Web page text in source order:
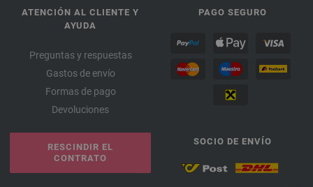
ATENCIÓN AL CLIENTE Y
AYUDA
Preguntas y respuestas
Gastos de envío
Formas de pago
Devoluciones
RESCINDIR EL
CONTRATO
PAGO SEGURO
SOCIO DE ENVÍO